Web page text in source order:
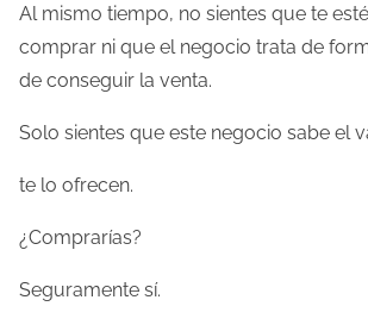
Al mismo tiempo, no sientes que te
comprar ni que el negocio trata de
de conseguir la venta.
Solo sientes que este negocio sabe el
te lo ofrecen.
¿Comprarías?
Seguramente sí.